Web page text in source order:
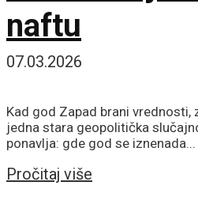
naftu
07.03.2026
Kad god Zapad brani
jedna stara geopolitička
ponavlja: gde god se iznenada...
Pročitaj više